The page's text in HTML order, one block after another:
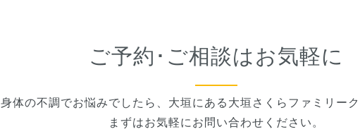
ご予約･ご相談はお気軽に
身体の不調でお悩みでしたら、大垣にある大垣さくらファミリー
まずはお気軽にお問い合わせください。